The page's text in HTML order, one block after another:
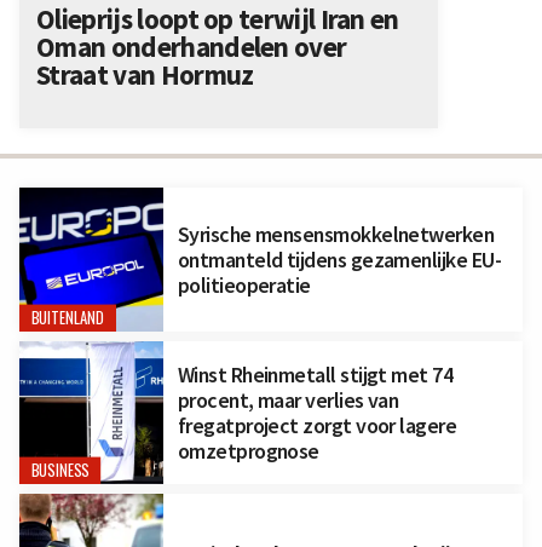
BUITENLAND
Syrische mensensmokkelnetwerken
ontmanteld tijdens gezamenlijke EU-
politieoperatie
BUSINESS
Winst Rheinmetall stijgt met 74
procent, maar verlies van
fregatproject zorgt voor lagere
omzetprognose
Olieprijs loopt op terwijl Iran en
Oman onderhandelen over
Straat van Hormuz